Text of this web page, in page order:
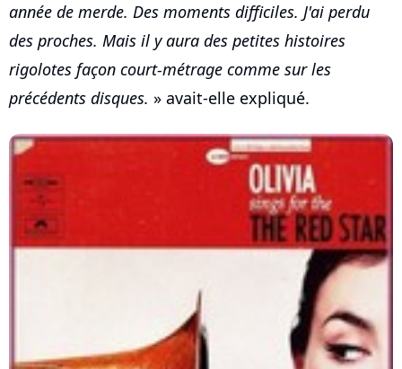
année de merde. Des moments difficiles. J'ai perdu
des proches. Mais il y aura des petites histoires
rigolotes façon court-métrage comme sur les
précédents disques. » avait-elle expliqué.